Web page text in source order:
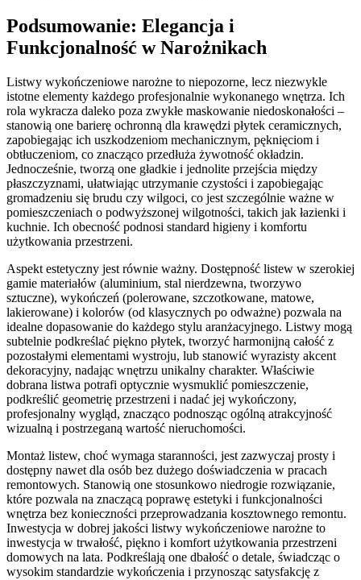
Podsumowanie: Elegancja i
Funkcjonalność w Narożnikach
Listwy wykończeniowe narożne to niepozorne, lecz niezwykle
istotne elementy każdego profesjonalnie wykonanego wnętrza. Ich
rola wykracza daleko poza zwykłe maskowanie niedoskonałości –
stanowią one barierę ochronną dla krawędzi płytek ceramicznych,
zapobiegając ich uszkodzeniom mechanicznym, pęknięciom i
obtłuczeniom, co znacząco przedłuża żywotność okładzin.
Jednocześnie, tworzą one gładkie i jednolite przejścia między
płaszczyznami, ułatwiając utrzymanie czystości i zapobiegając
gromadzeniu się brudu czy wilgoci, co jest szczególnie ważne w
pomieszczeniach o podwyższonej wilgotności, takich jak łazienki i
kuchnie. Ich obecność podnosi standard higieny i komfortu
użytkowania przestrzeni.
Aspekt estetyczny jest równie ważny. Dostępność listew w szerokiej
gamie materiałów (aluminium, stal nierdzewna, tworzywo
sztuczne), wykończeń (polerowane, szczotkowane, matowe,
lakierowane) i kolorów (od klasycznych po odważne) pozwala na
idealne dopasowanie do każdego stylu aranżacyjnego. Listwy mogą
subtelnie podkreślać piękno płytek, tworzyć harmonijną całość z
pozostałymi elementami wystroju, lub stanowić wyrazisty akcent
dekoracyjny, nadając wnętrzu unikalny charakter. Właściwie
dobrana listwa potrafi optycznie wysmuklić pomieszczenie,
podkreślić geometrię przestrzeni i nadać jej wykończony,
profesjonalny wygląd, znacząco podnosząc ogólną atrakcyjność
wizualną i postrzeganą wartość nieruchomości.
Montaż listew, choć wymaga staranności, jest zazwyczaj prosty i
dostępny nawet dla osób bez dużego doświadczenia w pracach
remontowych. Stanowią one stosunkowo niedrogie rozwiązanie,
które pozwala na znaczącą poprawę estetyki i funkcjonalności
wnętrza bez konieczności przeprowadzania kosztownego remontu.
Inwestycja w dobrej jakości listwy wykończeniowe narożne to
inwestycja w trwałość, piękno i komfort użytkowania przestrzeni
domowych na lata. Podkreślają one dbałość o detale, świadcząc o
wysokim standardzie wykończenia i przynosząc satysfakcję z